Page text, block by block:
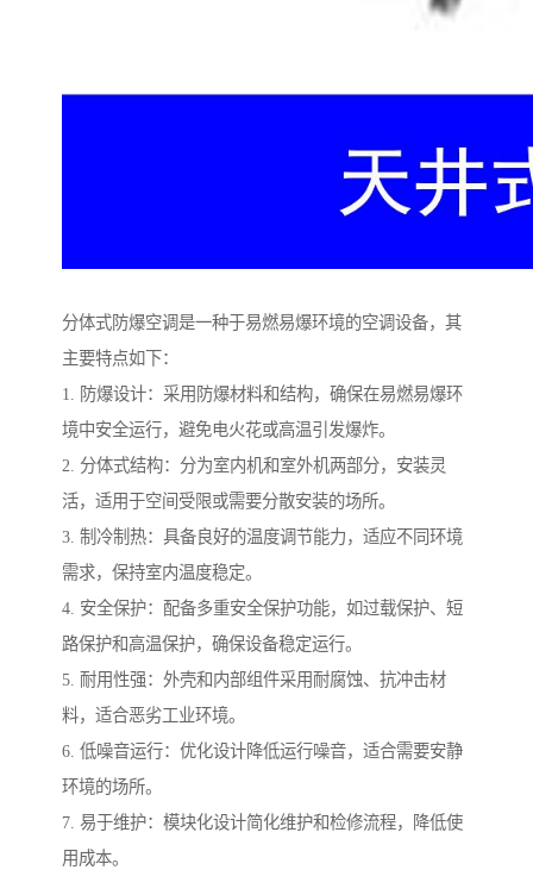
分体式防爆空调是一种于易燃易爆环境的空调设备，其
主要特点如下：
1. 防爆设计：采用防爆材料和结构，确保在易燃易爆环
境中安全运行，避免电火花或高温引发爆炸。
2. 分体式结构：分为室内机和室外机两部分，安装灵
活，适用于空间受限或需要分散安装的场所。
3. 制冷制热：具备良好的温度调节能力，适应不同环境
需求，保持室内温度稳定。
4. 安全保护：配备多重安全保护功能，如过载保护、短
路保护和高温保护，确保设备稳定运行。
5. 耐用性强：外壳和内部组件采用耐腐蚀、抗冲击材
料，适合恶劣工业环境。
6. 低噪音运行：优化设计降低运行噪音，适合需要安静
环境的场所。
7. 易于维护：模块化设计简化维护和检修流程，降低使
用成本。